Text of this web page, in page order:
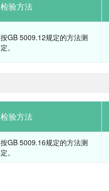
检验方法
按GB 5009.12规定的方法测
定。
检验方法
按GB 5009.16规定的方法测
定。